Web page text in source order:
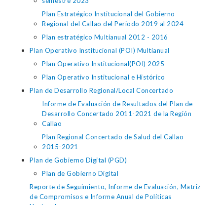
Plan Estratégico Institucional del Gobierno
Regional del Callao del Periodo 2019 al 2024
Plan estratégico Multianual 2012 - 2016
Plan Operativo Institucional (POI) Multianual
Plan Operativo Institucional(POI) 2025
Plan Operativo Institucional e Histórico
Plan de Desarrollo Regional/Local Concertado
Informe de Evaluación de Resultados del Plan de
Desarrollo Concertado 2011-2021 de la Región
Callao
Plan Regional Concertado de Salud del Callao
2015-2021
Plan de Gobierno Digital (PGD)
Plan de Gobierno Digital
Reporte de Seguimiento, Informe de Evaluación, Matriz
de Compromisos e Informe Anual de Políticas